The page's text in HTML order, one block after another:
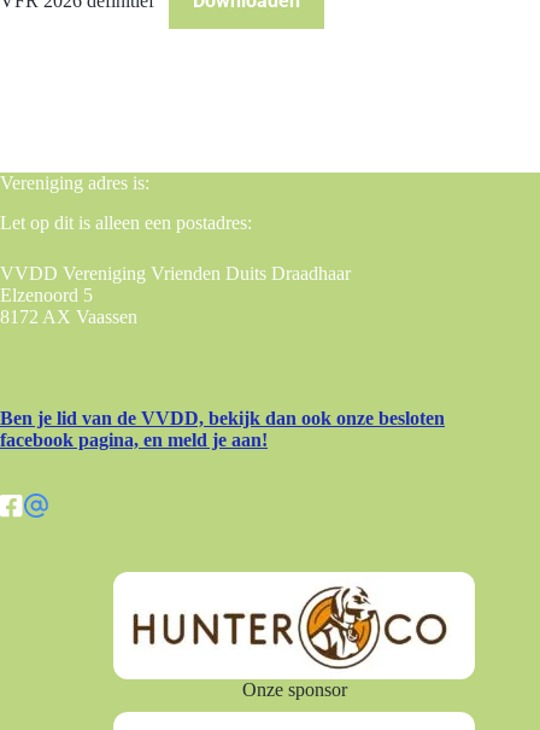
Vereniging adres is:
Let op dit is alleen een postadres:
VVDD Vereniging Vrienden Duits Draadhaar
Elzenoord 5
8172 AX Vaassen
Ben je lid van de VVDD, bekijk dan ook onze besloten
facebook pagina, en meld je aan!
Onze sponsor